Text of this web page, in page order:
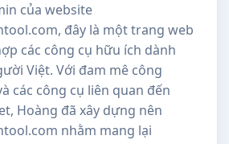
của website
đây là một trang web
các công cụ hữu ích dành
Việt. Với đam mê công
các công cụ liên quan đến
Hoàng đã xây dựng nên
nhằm mang lại